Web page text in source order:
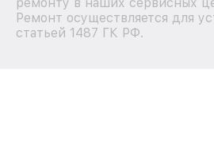
Ремонт осуществляется для
статьей 1487 ГК РФ.